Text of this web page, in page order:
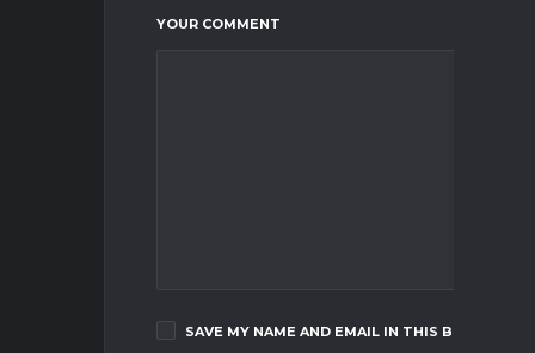
YOUR COMMENT
SAVE MY NAME AND EMAIL IN THIS BROWSER